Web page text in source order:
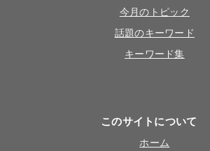
今月のトピック
話題のキーワード
キーワード集
このサイトについて
ホーム